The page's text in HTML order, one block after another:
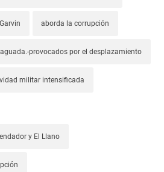
aborda la corrupción
provocados por el desplazamiento
militar intensificada
y El Llano